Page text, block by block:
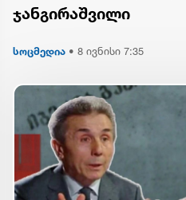
ჯანგირაშვილი
სოცმედია • 8 ივნისი 7:35